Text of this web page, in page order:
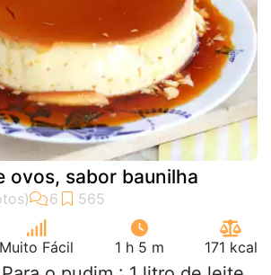
ovos, sabor baunilha
Muito Fácil 1 h 5 m 171 kcal